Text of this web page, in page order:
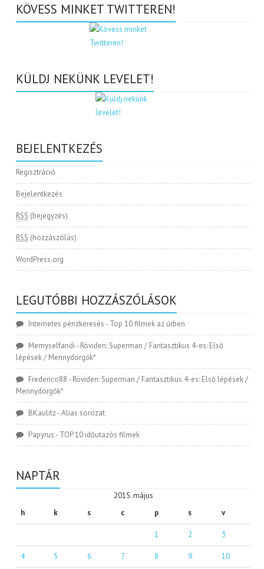
KÖVESS MINKET TWITTEREN!
KÜLDJ NEKÜNK LEVELET!
BEJELENTKEZÉS
Regisztráció
Bejelentkezés
RSS (bejegyzés)
RSS (hozzászólás)
WordPress.org
LEGUTÓBBI HOZZÁSZÓLÁSOK
Internetes pénzkeresés - Top 10 filmek az űrben
Memyselfandi - Röviden: Superman / Fantasztikus 4-es: Első
lépések / Mennydörgők*
Frederico88 - Röviden: Superman / Fantasztikus 4-es: Első lépések /
Mennydörgők*
BKaulitz-Alias sorozat
Papyrus - TOP 10 időutazós filmek
NAPTÁR
2015. május
h
k s c p s v
1 2 3
4 5 6 7 8 9 10